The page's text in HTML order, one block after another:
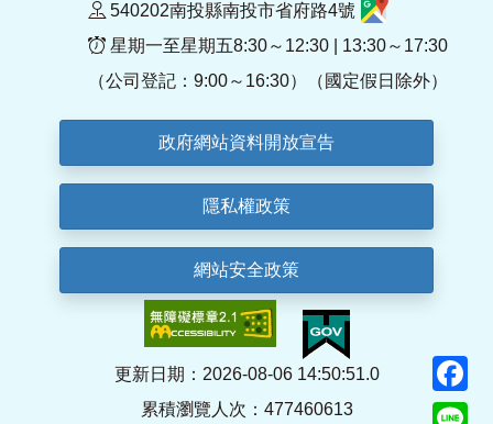
540202南投縣南投市省府路4號
星期一至星期五8:30～12:30 | 13:30～17:30
（公司登記：9:00～16:30）（國定假日除外）
政府網站資料開放宣告
隱私權政策
網站安全政策
更新日期：2026-08-06 14:50:51.0
累積瀏覽人次：477460613